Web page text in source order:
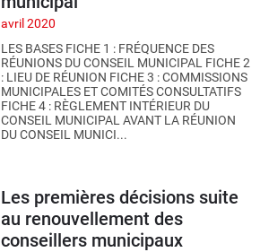
avril 2020
LES BASES FICHE 1 : FRÉQUENCE DES
RÉUNIONS DU CONSEIL MUNICIPAL FICHE 2
: LIEU DE RÉUNION FICHE 3 : COMMISSIONS
MUNICIPALES ET COMITÉS CONSULTATIFS
FICHE 4 : RÈGLEMENT INTÉRIEUR DU
CONSEIL MUNICIPAL AVANT LA RÉUNION
DU CONSEIL MUNICI...
Les premières décisions suite
au renouvellement des
conseillers municipaux